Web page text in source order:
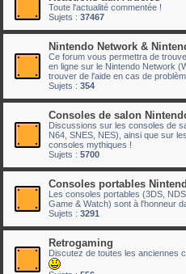
Toute l'actualité commentée !
Sujets : 37467
Nintendo Network &
Ce forum vous permettra de
en ligne sur le Nintendo Network
trouver de l'aide en cas de
Sujets : 354
Consoles de salon
Discussions sur les consoles de
N64, SNES, NES), ainsi que sur
consoles mythiques !
Sujets : 5700
Consoles portables
Les consoles portables (3DS,
Game & Watch) sont à l'honneur
Sujets : 3291
Retrogaming
Discutez de toutes les anciennes